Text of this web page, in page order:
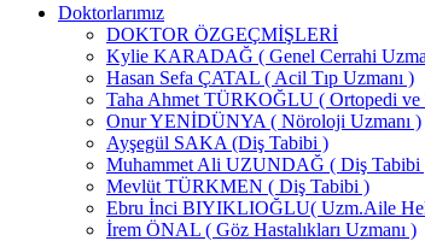
Doktorlarımız
DOKTOR ÖZGEÇMİŞLERİ
Kylie KARADAĞ ( Genel Cerrahi
Hasan Sefa ÇATAL ( Acil Tıp Uzmanı )
Taha Ahmet TÜRKOĞLU ( Ortopedi ve
Onur YENİDÜNYA ( Nöroloji Uzmanı )
Ayşegül SAKA (Diş Tabibi )
Muhammet Ali UZUNDAĞ ( Diş Tabibi
Mevlüt TÜRKMEN ( Diş Tabibi )
Ebru İnci BIYIKLIOĞLU( Uzm.Aile
İrem ÖNAL ( Göz Hastalıkları Uzmanı )